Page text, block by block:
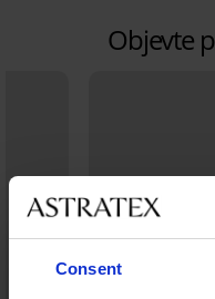
Consent
Objevte